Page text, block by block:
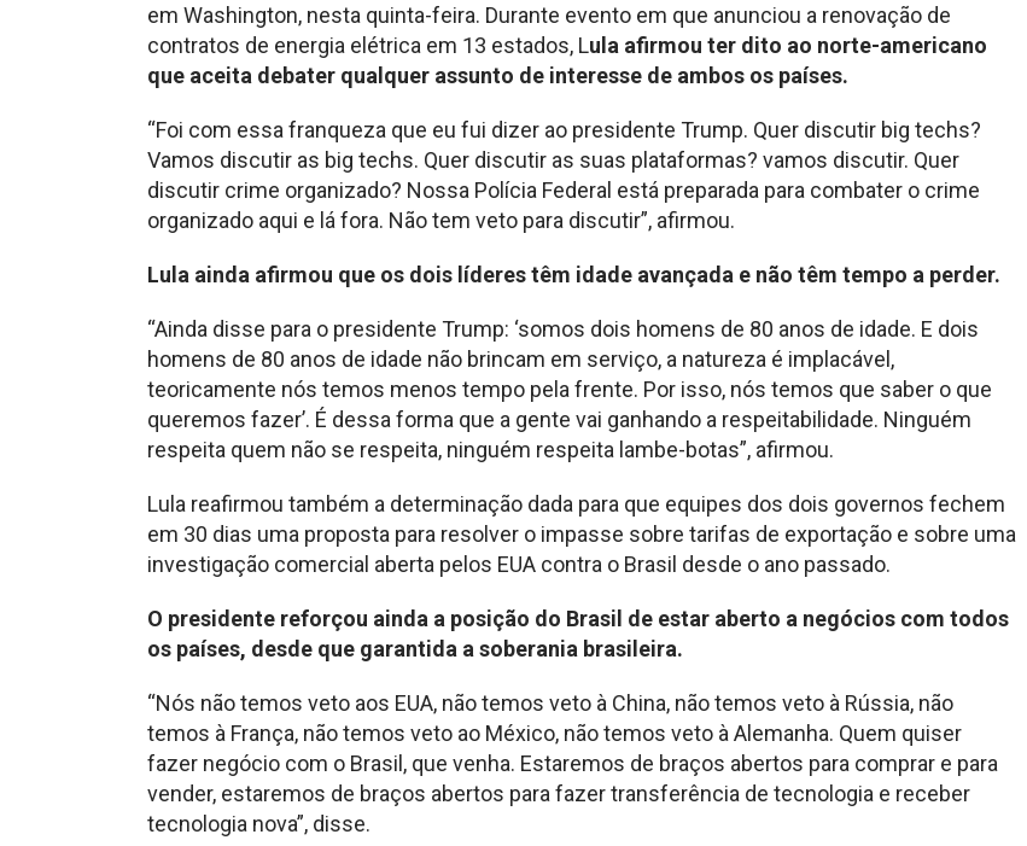
em Washington, nesta quinta-feira. Durante evento em que anunciou a renovação de
contratos de energia elétrica em 13 estados, Lula afirmou ter dito ao norte-americano
que aceita debater qualquer assunto de interesse de ambos os países.
“Foi com essa franqueza que eu fui dizer ao presidente Trump. Quer discutir big techs?
Vamos discutir as big techs. Quer discutir as suas plataformas? vamos discutir. Quer
discutir crime organizado? Nossa Polícia Federal está preparada para combater o crime
organizado aqui e lá fora. Não tem veto para discutir”, afirmou.
Lula ainda afirmou que os dois líderes têm idade avançada e não têm tempo a perder.
“Ainda disse para o presidente Trump: ‘somos dois homens de 80 anos de idade. E dois
homens de 80 anos de idade não brincam em serviço, a natureza é implacável,
teoricamente nós temos menos tempo pela frente. Por isso, nós temos que saber o que
queremos fazer’. É dessa forma que a gente vai ganhando a respeitabilidade. Ninguém
respeita quem não se respeita, ninguém respeita lambe-botas”, afirmou.
Lula reafirmou também a determinação dada para que equipes dos dois governos fechem
em 30 dias uma proposta para resolver o impasse sobre tarifas de exportação e sobre uma
investigação comercial aberta pelos EUA contra o Brasil desde o ano passado.
O presidente reforçou ainda a posição do Brasil de estar aberto a negócios com todos
os países, desde que garantida a soberania brasileira.
“Nós não temos veto aos EUA, não temos veto à China, não temos veto à Rússia, não
temos à França, não temos veto ao México, não temos veto à Alemanha. Quem quiser
fazer negócio com o Brasil, que venha. Estaremos de braços abertos para comprar e para
vender, estaremos de braços abertos para fazer transferência de tecnologia e receber
tecnologia nova”, disse.